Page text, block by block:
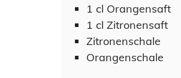
1 cl Orangensaft
1 cl Zitronensaft
Zitronenschale
Orangenschale